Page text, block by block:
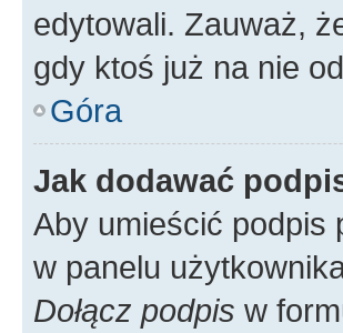
edytowali. Zauważ,
gdy ktoś już na nie
Góra
Jak dodawać
Aby umieścić podpis
w panelu
Dołącz podpis w